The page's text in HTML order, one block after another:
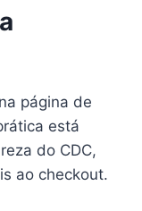
página de
está
do CDC,
ao checkout.